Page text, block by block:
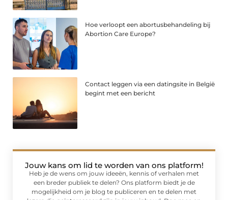
Hoe verloopt een abortusbehandeling bij
Abortion Care Europe?
Contact leggen via een datingsite in België
begint met een bericht
Jouw kans om lid te worden van ons platform!
Heb je de wens om jouw ideeën, kennis of verhalen met
een breder publiek te delen? Ons platform biedt je de
mogelijkheid om je blog te publiceren en te delen met